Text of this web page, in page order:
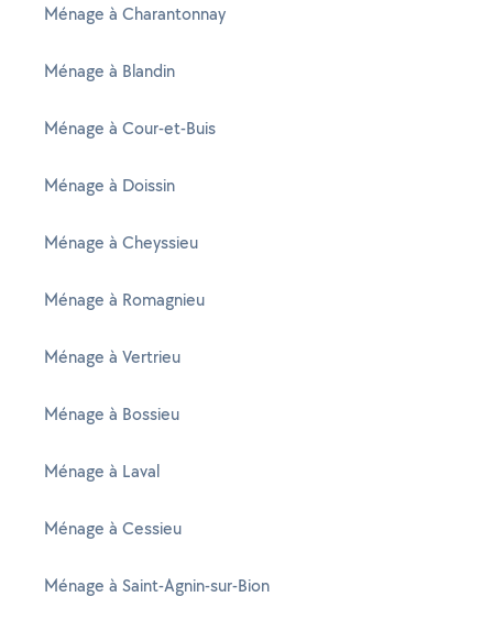
Ménage à Charantonnay
Ménage à Blandin
Ménage à Cour-et-Buis
Ménage à Doissin
Ménage à Cheyssieu
Ménage à Romagnieu
Ménage à Vertrieu
Ménage à Bossieu
Ménage à Laval
Ménage à Cessieu
Ménage à Saint-Agnin-sur-Bion